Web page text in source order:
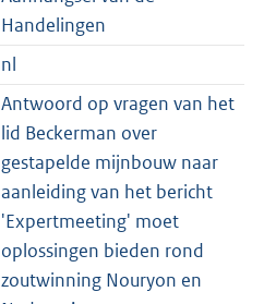
Handelingen
nl
Antwoord op vragen van het
lid Beckerman over
gestapelde mijnbouw naar
aanleiding van het bericht
'Expertmeeting' moet
oplossingen bieden rond
zoutwinning Nouryon en